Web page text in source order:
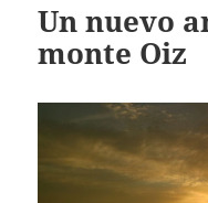
Un nuevo
monte Oiz